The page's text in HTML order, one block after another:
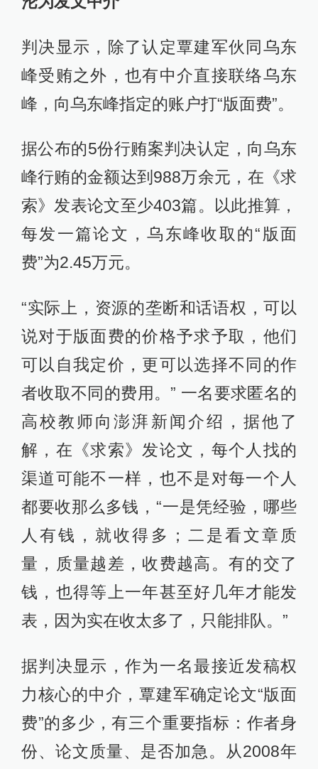
判决显示，除了认定覃建军伙同乌东
峰受贿之外，也有中介直接联络乌东
峰，向乌东峰指定的账户打“版面费”。
据公布的5份行贿案判决认定，向乌东
峰行贿的金额达到988万余元，在《求
索》发表论文至少403篇。以此推算，
每发一篇论文，乌东峰收取的“版面
费”为2.45万元。
“实际上，资源的垄断和话语权，可以
说对于版面费的价格予求予取，他们
可以自我定价，更可以选择不同的作
者收取不同的费用。” 一名要求匿名的
高校教师向澎湃新闻介绍，据他了
解，在《求索》发论文，每个人找的
渠道可能不一样，也不是对每一个人
都要收那么多钱，“一是凭经验，哪些
人有钱，就收得多；二是看文章质
量，质量越差，收费越高。有的交了
钱，也得等上一年甚至好几年才能发
表，因为实在收太多了，只能排队。”
据判决显示，作为一名最接近发稿权
力核心的中介，覃建军确定论文“版面
费”的多少，有三个重要指标：作者身
份、论文质量、是否加急。从2008年